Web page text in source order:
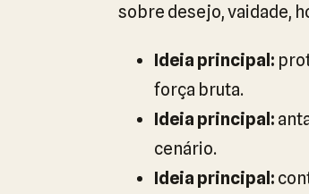
sobre desejo, vaidade,
Ideia principal:
força bruta.
Ideia principal:
cenário.
Ideia principal: